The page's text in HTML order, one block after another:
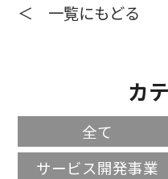
＜ 一覧にもどる
カ
全て
サービス開発事業